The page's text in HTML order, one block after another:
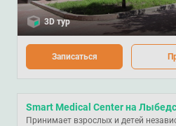
3D тур
Записаться
Smart Medical Center на
Принимает взрослых и детей